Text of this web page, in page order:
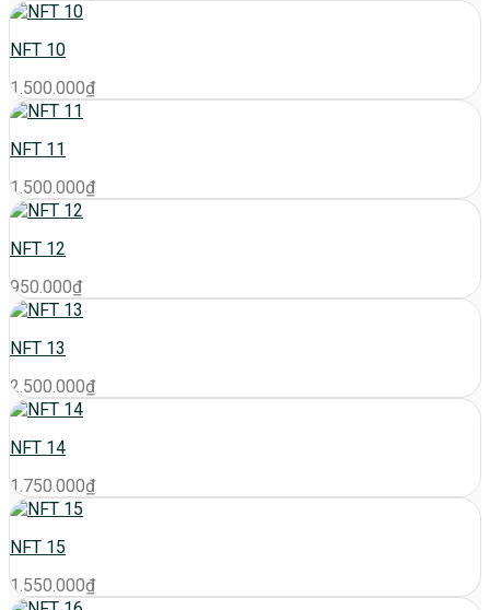
NFT 10
1.500.000₫
NFT 11
1.500.000₫
NFT 12
950.000₫
NFT 13
2.500.000₫
NFT 14
1.750.000₫
NFT 15
1.550.000₫